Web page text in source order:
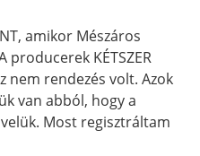
amikor Mészáros
KÉTSZER
nem rendezés volt. Azok
van abból, hogy a
Most regisztráltam